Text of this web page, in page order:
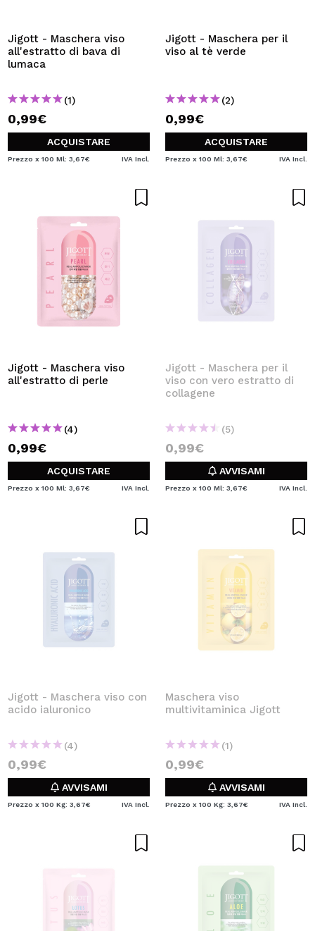
Creando un account su Maquibeauty.it potrai fare i tuoi
acquisti velocemente, controllare lo stato dei tuoi ordini e
consultare le tue operazioni precedenti.
CREARE UN ACCOUNT
Jigott - Maschera viso
all'estratto di bava di
lumaca
(1)
0,99€
ACQUISTARE
Prezzo x 100 Ml: 3,67€ IVA Incl.
Jigott - Maschera per il
viso al tè verde
(2)
0,99€
ACQUISTARE
Prezzo x 100 Ml: 3,67€ IVA Incl.
Jigott - Maschera viso
all'estratto di perle
(4)
0,99€
ACQUISTARE
Prezzo x 100 Ml: 3,67€ IVA Incl.
Jigott - Maschera per il
viso con vero estratto di
collagene
(5)
0,99€
AVVISAMI
Prezzo x 100 Ml: 3,67€ IVA Incl.
Jigott - Maschera viso con
acido ialuronico
(4)
0,99€
AVVISAMI
Prezzo x 100 Kg: 3,67€ IVA Incl.
Maschera viso
multivitaminica Jigott
(1)
0,99€
AVVISAMI
Prezzo x 100 Kg: 3,67€ IVA Incl.